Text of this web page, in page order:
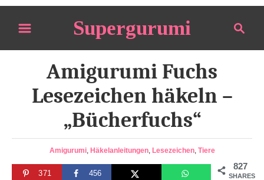
i
a
h
Supergurumi
Amigurumi Fuchs
Lesezeichen häkeln –
„Bücherfuchs“
C
a
t
Amigurumi, Häkelanleitungen, Lesezeichen, Tiere
827
SHARES
371 456